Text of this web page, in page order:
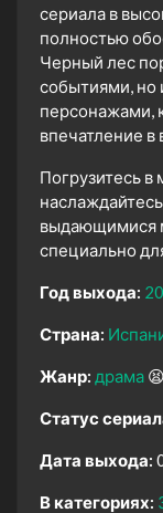
сериала в
полностью
Черный лес
событиями,
персонажами,
впечатление в
Погрузитесь
выдающимися
специально
Год выхода:
Страна:
Жанр: драма 😫
Статус
Дата выхода:
В категориях: